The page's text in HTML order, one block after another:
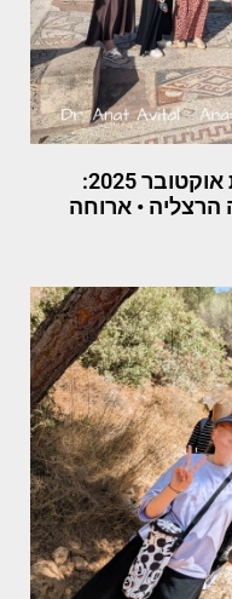
טיול לעובדי עיריית ביתר עילית אוקטובר 2025:
הרצליה • ארוחה